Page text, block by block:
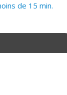
de 15 min.